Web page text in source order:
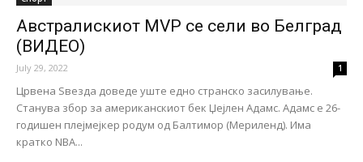
Австралискиот MVP се сели во Белград
(ВИДЕО)
July 29, 2022 1
Црвена Ѕвезда доведе уште едно странско засилување.
Станува збор за американскиот бек Џејлен Адамс. Адамс е 26-
годишен плејмејкер родум од Балтимор (Мериленд). Има
кратко NBA...